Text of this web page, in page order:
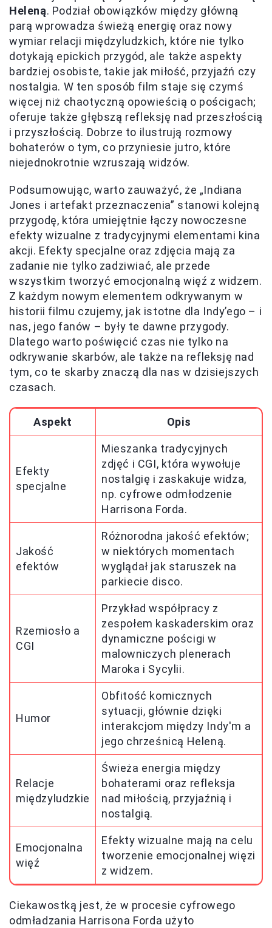
Heleną. Podział obowiązków między główną
parą wprowadza świeżą energię oraz nowy
wymiar relacji międzyludzkich, które nie tylko
dotykają epickich przygód, ale także aspekty
bardziej osobiste, takie jak miłość, przyjaźń czy
nostalgia. W ten sposób film staje się czymś
więcej niż chaotyczną opowieścią o pościgach;
oferuje także głębszą refleksję nad przeszłością
i przyszłością. Dobrze to ilustrują rozmowy
bohaterów o tym, co przyniesie jutro, które
niejednokrotnie wzruszają widzów.
Podsumowując, warto zauważyć, że „Indiana
Jones i artefakt przeznaczenia” stanowi kolejną
przygodę, która umiejętnie łączy nowoczesne
efekty wizualne z tradycyjnymi elementami kina
akcji. Efekty specjalne oraz zdjęcia mają za
zadanie nie tylko zadziwiać, ale przede
wszystkim tworzyć emocjonalną więź z widzem.
Z każdym nowym elementem odkrywanym w
historii filmu czujemy, jak istotne dla Indy’ego – i
nas, jego fanów – były te dawne przygody.
Dlatego warto poświęcić czas nie tylko na
odkrywanie skarbów, ale także na refleksję nad
tym, co te skarby znaczą dla nas w dzisiejszych
czasach.
Aspekt Opis
Efekty
specjalne
Mieszanka tradycyjnych
zdjęć i CGI, która wywołuje
nostalgię i zaskakuje widza,
np. cyfrowe odmłodzenie
Harrisona Forda.
Jakość
efektów
Różnorodna jakość efektów;
w niektórych momentach
wyglądał jak staruszek na
parkiecie disco.
Rzemiosło a
CGI
Przykład współpracy z
zespołem kaskaderskim oraz
dynamiczne pościgi w
malowniczych plenerach
Maroka i Sycylii.
Humor
Obfitość komicznych
sytuacji, głównie dzięki
interakcjom między Indy'm a
jego chrześnicą Heleną.
Relacje
międzyludzkie
Świeża energia między
bohaterami oraz refleksja
nad miłością, przyjaźnią i
nostalgią.
Emocjonalna
więź
Efekty wizualne mają na celu
tworzenie emocjonalnej więzi
z widzem.
Ciekawostką jest, że w procesie cyfrowego
odmładzania Harrisona Forda użyto